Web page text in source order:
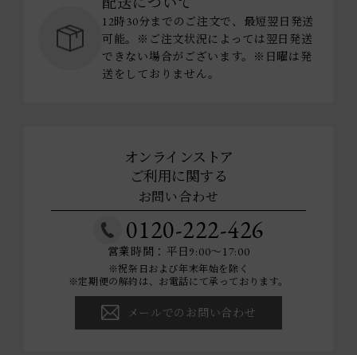
12時30分までのご注文で、最短翌日発送
可能。※ご注文状況によっては翌日発送
できない場合がございます。※日曜は発
送をしておりません。
オンラインストア
ご利用に関する
お問い合わせ
0120-222-426
営業時間：平日9:00～17:00
※祝祭日および年末年始を除く
※定期便の解約は、お電話にて承っております。
メールでのお問い合わせ